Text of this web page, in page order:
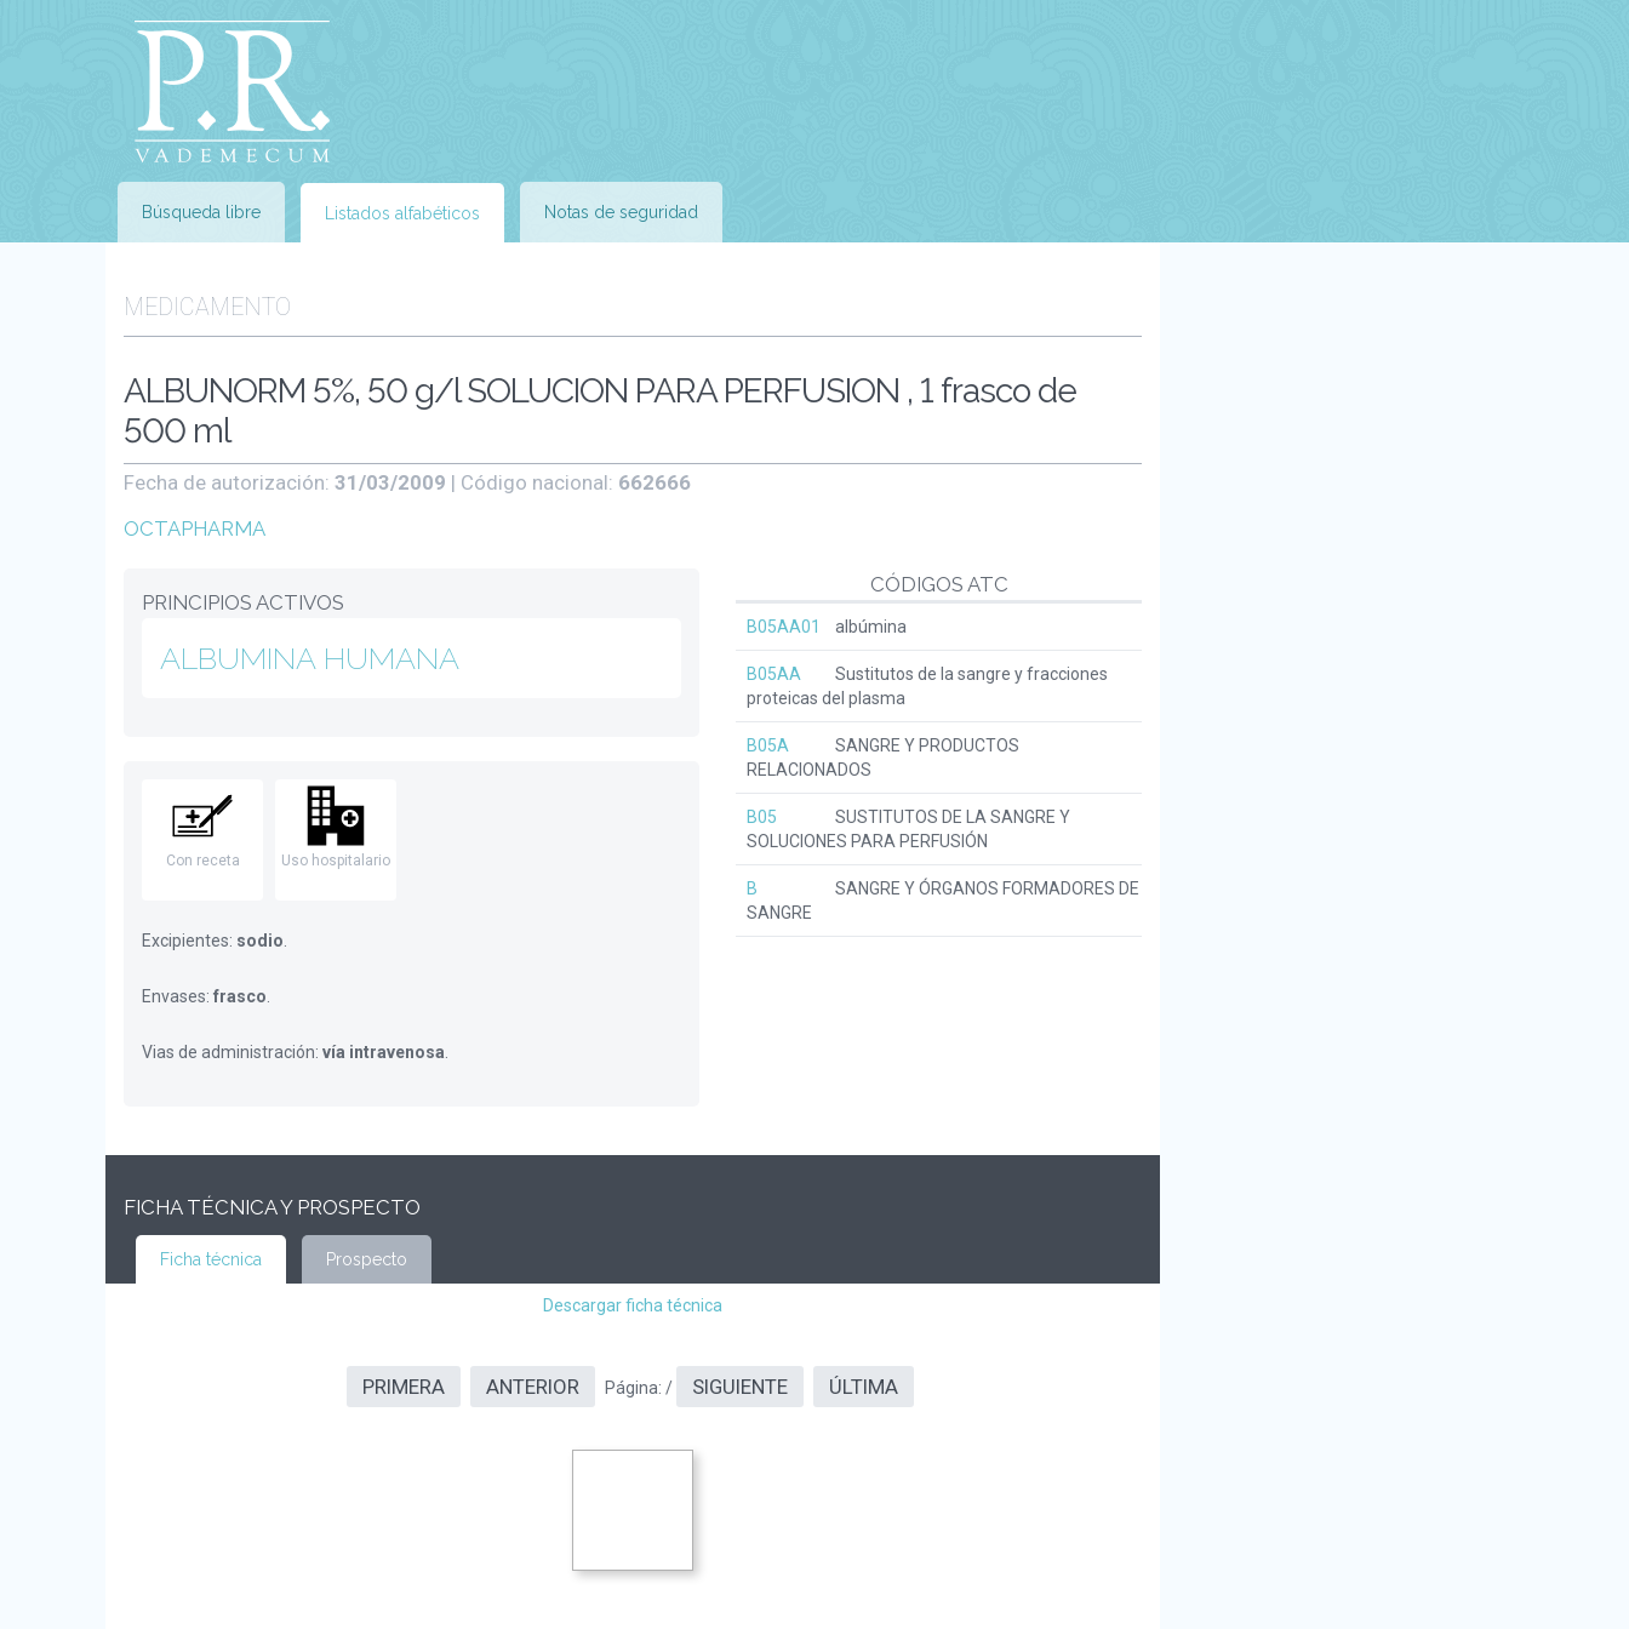
Búsqueda libre Listados alfabéticos Notas de seguridad
MEDICAMENTO
ALBUNORM 5%, 50 g/l SOLUCION PARA PERFUSION , 1 frasco de
500 ml
Fecha de autorización: 31/03/2009 | Código nacional: 662666
OCTAPHARMA
CÓDIGOS ATC
B05AA01 albúmina
B05AA
Sustitutos de la sangre y fracciones
proteicas del plasma
B05A
SANGRE Y PRODUCTOS
RELACIONADOS
B05
SUSTITUTOS DE LA SANGRE Y
SOLUCIONES PARA PERFUSIÓN
B
SANGRE Y ÓRGANOS FORMADORES DE
SANGRE
PRINCIPIOS ACTIVOS
ALBUMINA HUMANA
Con receta Uso hospitalario
Excipientes: sodio
Envases: frasco
Vias de administración: vía intravenosa
FICHA TÉCNICA Y PROSPECTO
Ficha técnica Prospecto
Descargar ficha técnica
PRIMERA ANTERIOR Página: / SIGUIENTE ÚLTIMA